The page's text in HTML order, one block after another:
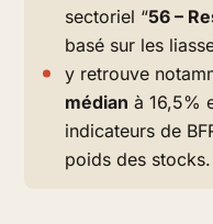
sectoriel “56 –
basé sur les
y retrouve
médian à 16,5%
indicateurs de
poids des stocks.